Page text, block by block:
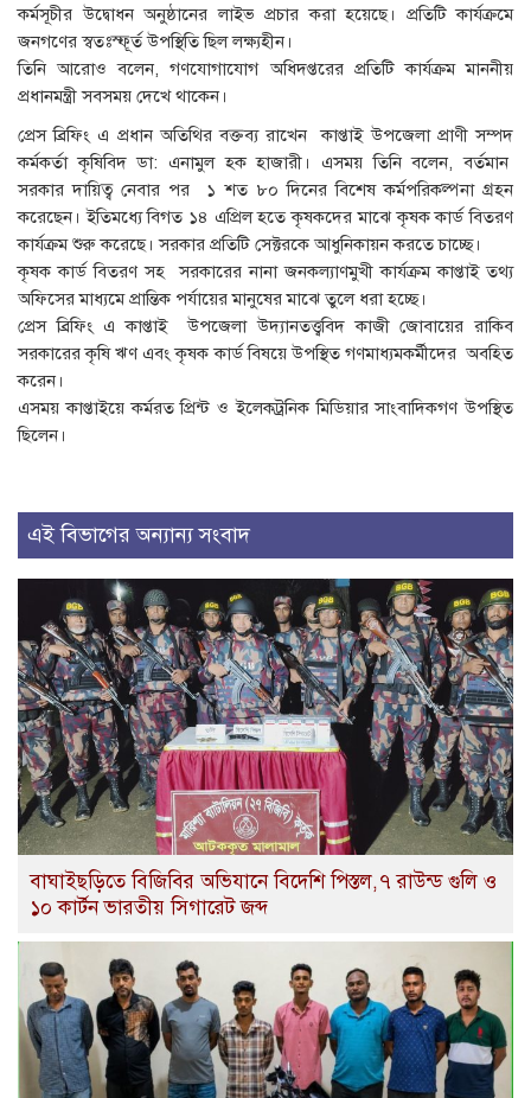
কর্মসূচীর উদ্বোধন অনুষ্ঠানের লাইভ প্রচার করা হয়েছে। প্রতিটি কার্যক্রমে
জনগণের স্বতঃস্ফূর্ত উপস্থিতি ছিল লক্ষ্যহীন।
তিনি আরোও বলেন, গণযোগাযোগ অধিদপ্তরের প্রতিটি কার্যক্রম মাননীয়
প্রধানমন্ত্রী সবসময় দেখে থাকেন।
প্রেস ব্রিফিং এ প্রধান অতিথির বক্তব্য রাখেন কাপ্তাই উপজেলা প্রাণী সম্পদ
কর্মকর্তা কৃষিবিদ ডা: এনামুল হক হাজারী। এসময় তিনি বলেন, বর্তমান
সরকার দায়িত্ব নেবার পর ১ শত ৮০ দিনের বিশেষ কর্মপরিকল্পনা গ্রহন
করেছেন। ইতিমধ্যে বিগত ১৪ এপ্রিল হতে কৃষকদের মাঝে কৃষক কার্ড বিতরণ
কার্যক্রম শুরু করেছে। সরকার প্রতিটি সেক্টরকে আধুনিকায়ন করতে চাচ্ছে।
কৃষক কার্ড বিতরণ সহ সরকারের নানা জনকল্যাণমুখী কার্যক্রম কাপ্তাই তথ্য
অফিসের মাধ্যমে প্রান্তিক পর্যায়ের মানুষের মাঝে তুলে ধরা হচ্ছে।
প্রেস ব্রিফিং এ কাপ্তাই উপজেলা উদ্যানতত্ত্ববিদ কাজী জোবায়ের রাকিব
সরকারের কৃষি ঋণ এবং কৃষক কার্ড বিষয়ে উপস্থিত গণমাধ্যমকর্মীদের অবহিত
করেন।
এসময় কাপ্তাইয়ে কর্মরত প্রিন্ট ও ইলেকট্রনিক মিডিয়ার সাংবাদিকগণ উপস্থিত
ছিলেন।
এই বিভাগের অন্যান্য সংবাদ
বাঘাইছড়িতে বিজিবির অভিযানে বিদেশি পিস্তল,৭ রাউন্ড গুলি ও
১০ কার্টন ভারতীয় সিগারেট জব্দ